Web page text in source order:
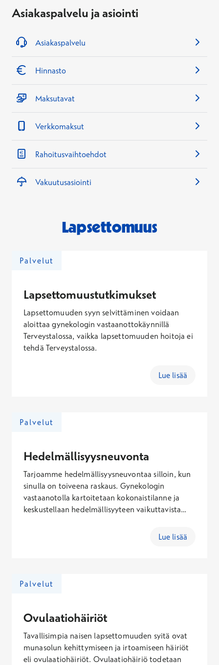
Asiakaspalvelu ja asiointi
Asiakaspalvelu
Hinnasto
Maksutavat
Verkkomaksut
Rahoitusvaihtoehdot
Vakuutusasiointi
Lapsettomuus
Palvelut
Lapsettomuustutkimukset
Lapsettomuuden syyn selvittäminen voidaan
aloittaa gynekologin vastaanottokäynnillä
Terveystalossa, vaikka lapsettomuuden hoitoja ei
tehdä Terveystalossa.
Lue lisää
Palvelut
Hedelmällisyysneuvonta
Tarjoamme hedelmällisyysneuvontaa silloin, kun
sinulla on toiveena raskaus. Gynekologin
vastaanotolla kartoitetaan kokonaistilanne ja
keskustellaan hedelmällisyyteen vaikuttavista
gynekologinen perustutkimus ja kohdun ja
hinta koostuu gynekologin vastaanottohinnasta,
ultraäänitutkimus veloitetaan erikseen.
Lue lisää
Palvelut
Ovulaatiohäiriöt
Tavallisimpia naisen lapsettomuuden syitä ovat
munasolun kehittymiseen ja irtoamiseen häiriöt
eli ovulaatiohäiriöt. Ovulaatiohäiriö todetaan